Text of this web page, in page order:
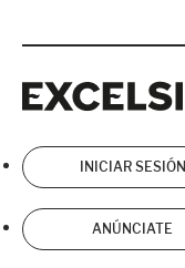
INICIAR SESIÓN
ANÚNCIATE